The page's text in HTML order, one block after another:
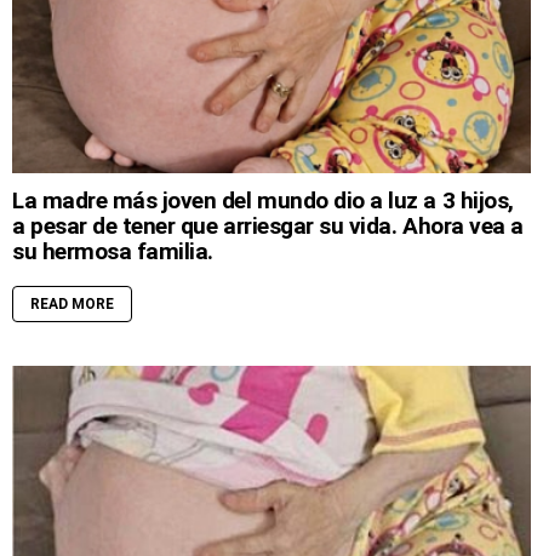
La madre más joven del mundo dio a luz a 3 hijos,
a pesar de tener que arriesgar su vida. Ahora vea a
su hermosa familia.
READ MORE